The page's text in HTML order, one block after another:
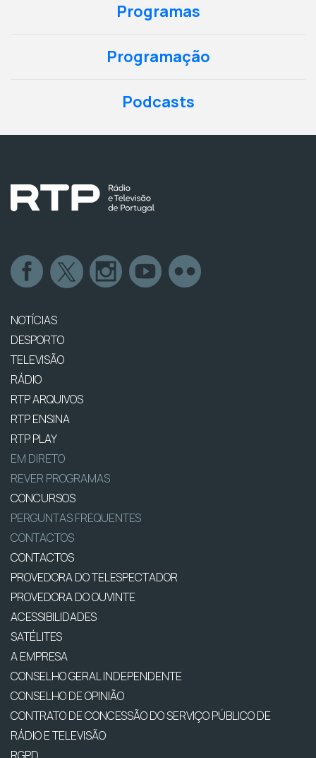
Programas
Programação
Podcasts
NOTÍCIAS
DESPORTO
TELEVISÃO
RÁDIO
RTP ARQUIVOS
RTP ENSINA
RTP PLAY
EM DIRETO
REVER PROGRAMAS
CONCURSOS
PERGUNTAS FREQUENTES
CONTACTOS
CONTACTOS
PROVEDORA DO TELESPECTADOR
PROVEDORA DO OUVINTE
ACESSIBILIDADES
SATÉLITES
A EMPRESA
CONSELHO GERAL INDEPENDENTE
CONSELHO DE OPINIÃO
CONTRATO DE CONCESSÃO DO SERVIÇO PÚBLICO DE
RÁDIO E TELEVISÃO